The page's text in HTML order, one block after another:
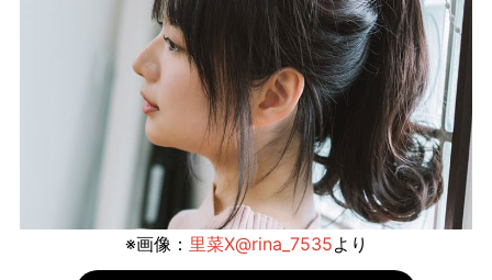
※画像： 里菜X@rina_7535より